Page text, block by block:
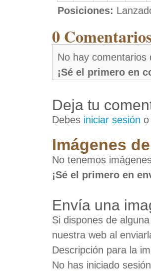
Posiciones:
0
No hay comentarios
¡Sé el primero en
Deja tu
Debes iniciar sesión
Imágenes
No tenemos
¡Sé el primero en
Envía una
Si dispones de
nuestra web al
Descripción para la
No has iniciado